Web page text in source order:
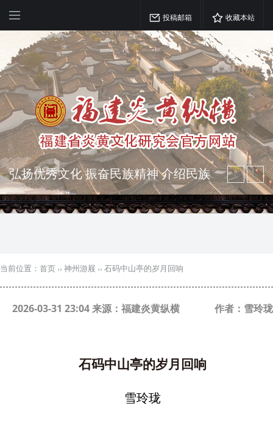
投稿邮箱 收藏本站
弘扬优秀文化 振奋民族精神 介绍民族
瑰宝 宣传中华精英
突出海西特色 报道台港澳侨 坚持古为
当前位置： 首页 ›› 神州游屐 ›› 石码中山亭的岁月回响
2026-03-31 23:04 来源：福建炎黄纵横 作者：雪玲珑
石码中山亭的岁月回响
雪玲珑